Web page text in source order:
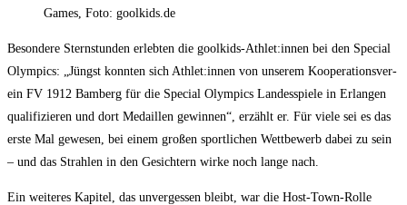
Games, Foto: goolkids.de
Beson­de­re Stern­stun­den erleb­ten die goolkids-Athlet:innen bei den Spe­cial
Olym­pics: „Jüngst konn­ten sich Athlet:innen von unse­rem Koope­ra­ti­ons­ver­
ein FV 1912 Bam­berg für die Spe­cial Olym­pics Lan­des­spie­le in Erlan­gen
qua­li­fi­zie­ren und dort Medail­len gewin­nen“, erzählt er. Für vie­le sei es das
ers­te Mal gewe­sen, bei einem gro­ßen sport­li­chen Wett­be­werb dabei zu sein
– und das Strah­len in den Gesich­tern wir­ke noch lan­ge nach.
Ein wei­te­res Kapi­tel, das unver­ges­sen bleibt, war die Host-Town-Rol­le